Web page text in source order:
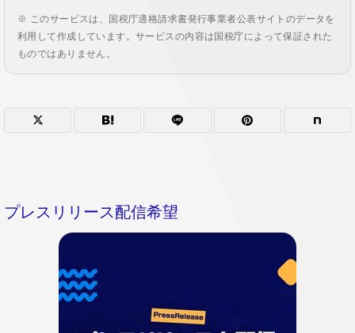
※ このサービスは、国税庁適格請求書発行事業者公表サイトのデータを
利用して作成しています。サービスの内容は国税庁によって保証された
ものではありません。
プレスリリース配信希望